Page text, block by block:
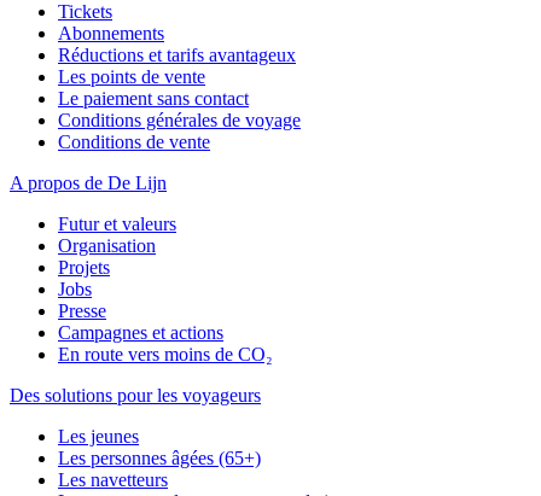
Tickets
Abonnements
Réductions et tarifs avantageux
Les points de vente
Le paiement sans contact
Conditions générales de voyage
Conditions de vente
A propos de De Lijn
Futur et valeurs
Organisation
Projets
Jobs
Presse
Campagnes et actions
En route vers moins de CO₂
Des solutions pour les voyageurs
Les jeunes
Les personnes âgées (65+)
Les navetteurs